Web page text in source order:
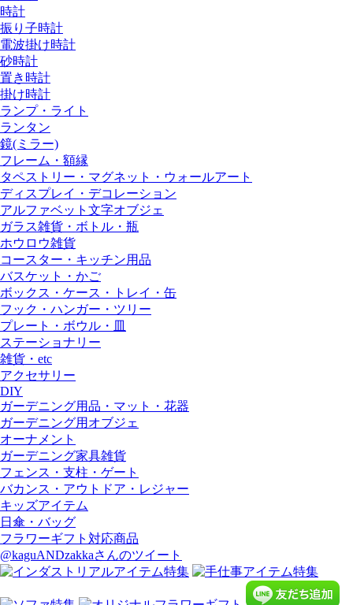
時計
振り子時計
電波掛け時計
砂時計
置き時計
掛け時計
ランプ・ライト
ランタン
鏡(ミラー)
フレーム・額縁
タペストリー・マグネット・ウォールアート
ディスプレイ・デコレーション
アルファベット文字オブジェ
ガラス雑貨・ボトル・瓶
ホウロウ雑貨
コースター・キッチン用品
バスケット・かご
ボックス・ケース・トレイ・缶
フック・ハンガー・ツリー
プレート・ボウル・皿
ステーショナリー
雑貨・etc
アクセサリー
DIY
ガーデニング用品・マット・花器
ガーデニング用オブジェ
オーナメント
ガーデニング家具雑貨
フェンス・支柱・ゲート
バカンス・アウトドア・レジャー
キッズアイテム
日傘・バッグ
フラワーギフト対応商品
@kaguANDzakkaさんのツイート